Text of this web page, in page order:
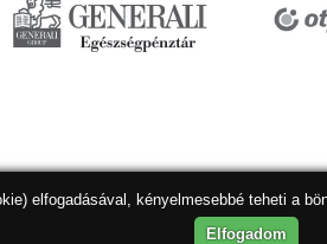
elfogadásával, kényelmesebbé teheti a
Elfogadom